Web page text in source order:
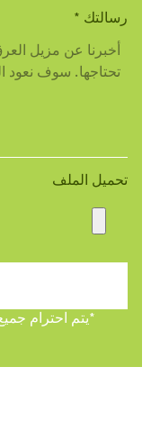
رسالتك *
تحميل الملف
*يتم احترام